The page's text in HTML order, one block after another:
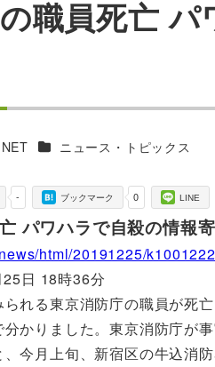
職員死亡
カテゴリー
ニュース・トピックス
- 0
ブックマーク LINE
パワハラで自殺の情報
html/20191225/
日 18時36分
れる東京消防庁の職員が死
かりました。東京消防庁が
今月上旬、新宿区の牛込消